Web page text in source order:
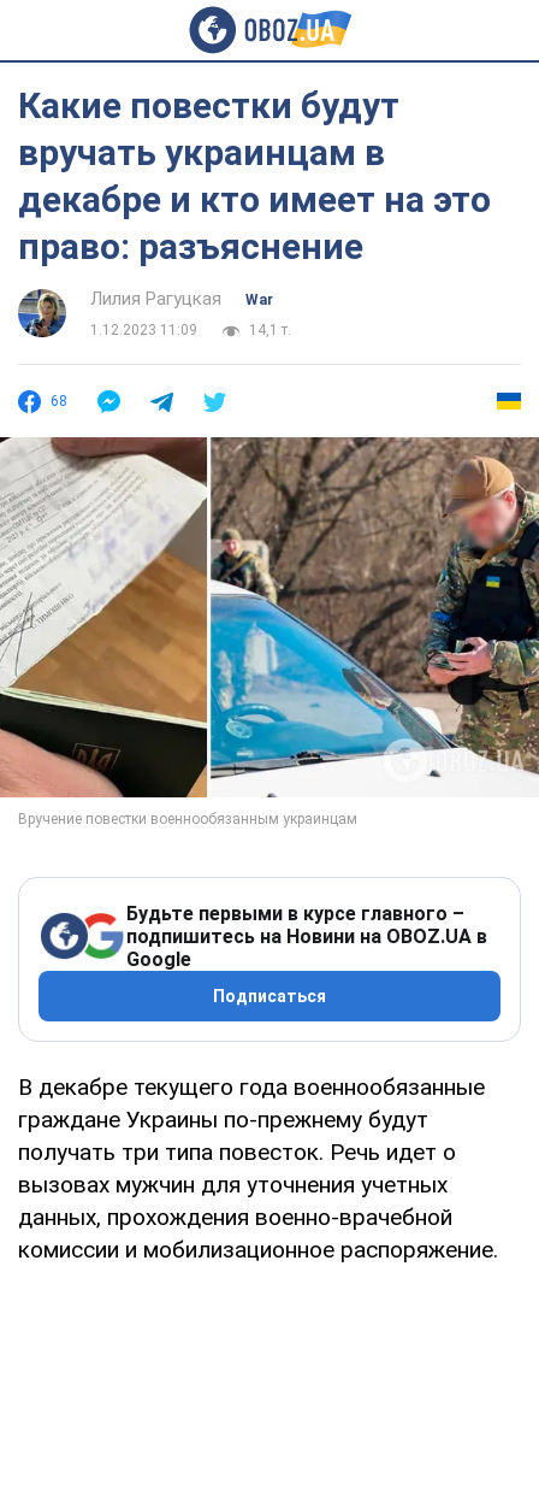
Какие повестки будут
вручать украинцам в
декабре и кто имеет на это
право: разъяснение
Лилия Рагуцкая
War
1.12.2023 11:09
14,1 т.
68
Будьте первыми в курсе главного –
подпишитесь на Новини на OBOZ.UA в
Google
Подписаться
В декабре текущего года военнообязанные
граждане Украины по-прежнему будут
получать три типа повесток. Речь идет о
вызовах мужчин для уточнения учетных
данных, прохождения военно-врачебной
комиссии и мобилизационное распоряжение.